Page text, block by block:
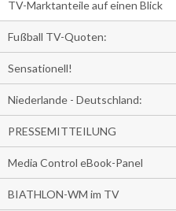
TV-Marktanteile auf einen Blick
Fußball TV-Quoten:
Sensationell!
Niederlande - Deutschland:
PRESSEMITTEILUNG
Media Control eBook-Panel
BIATHLON-WM im TV